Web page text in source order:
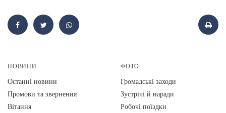
НОВИНИ
Останні новини
Промови та звернення
Вiтання
ФОТО
Громадські заходи
Зустрічі й наради
Робочі поїздки